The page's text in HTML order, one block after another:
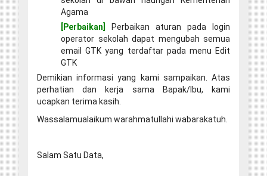
Agama
[Perbaikan]
Perbaikan aturan pada login
operator sekolah dapat mengubah semua
email GTK yang terdaftar pada menu Edit
GTK
Demikian informasi yang kami sampaikan. Atas
perhatian dan kerja sama Bapak/Ibu, kami
ucapkan terima kasih.
Wassalamualaikum warahmatullahi wabarakatuh.
Salam Satu Data,